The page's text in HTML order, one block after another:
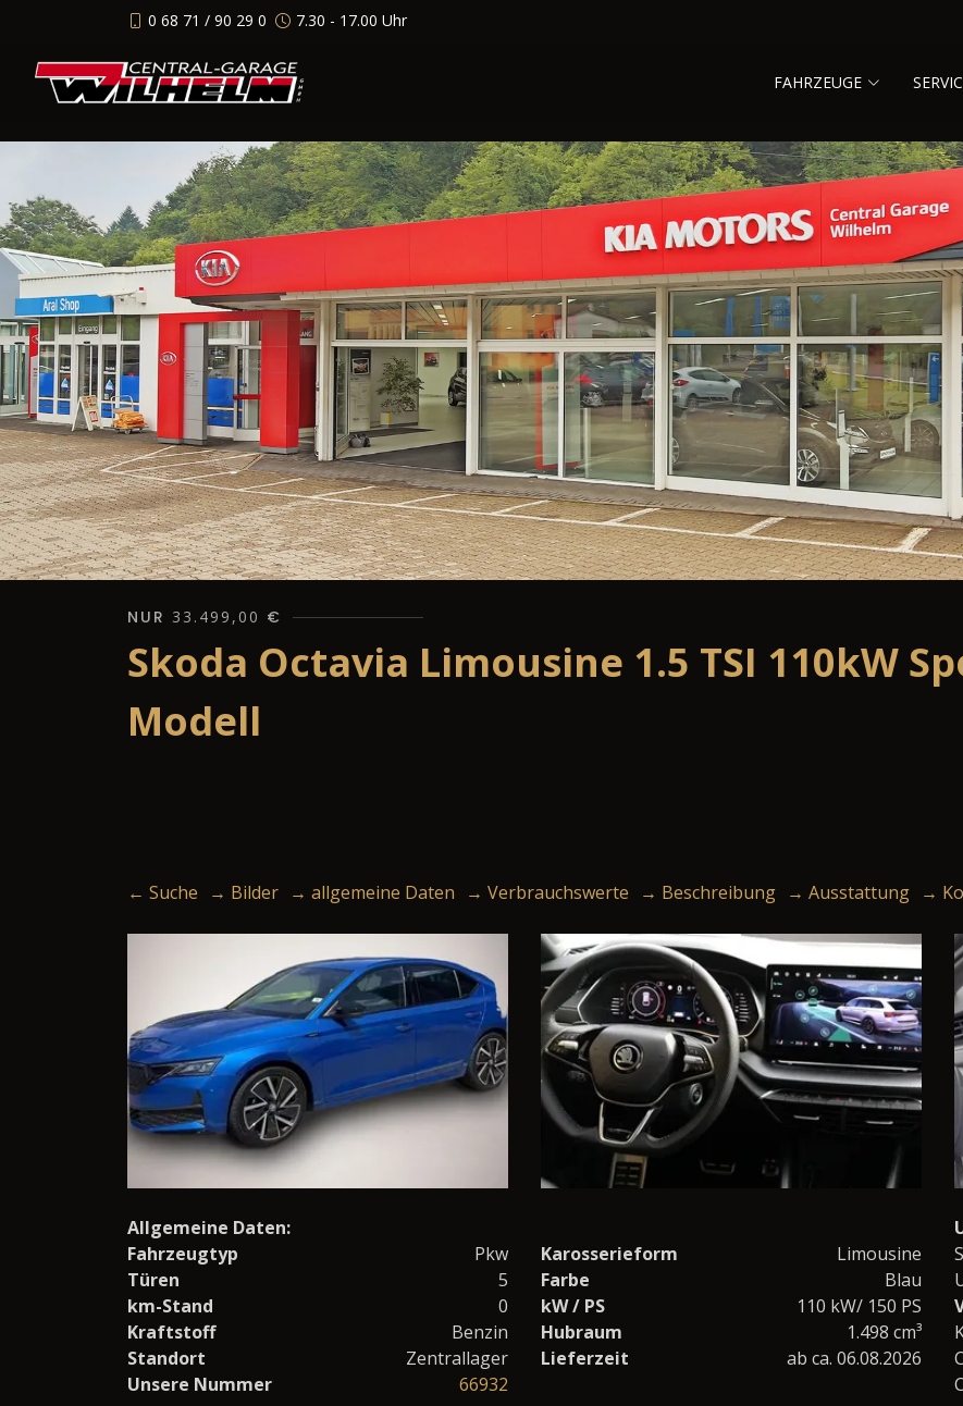
0 68 71 / 90 29 0 7.30 - 17.00 Uhr
FAHRZEUGE
NUR 33.499,00 €
Skoda Octavia Limousine 1.5 TSI 110kW
Modell
← Suche → Bilder → allgemeine Daten → Verbrauchswerte → Beschreibung → Ausstattung →
Allgemeine Daten:
Fahrzeugtyp
Pkw Karosserieform
Limousine
Türen
5 Farbe
Blau
km-Stand
0 kW / PS
110 kW/ 150 PS
Kraftstoff
Benzin Hubraum
1.498 cm³
Standort
Zentrallager Lieferzeit
ab ca. 06.08.2026
Unsere Nummer
66932